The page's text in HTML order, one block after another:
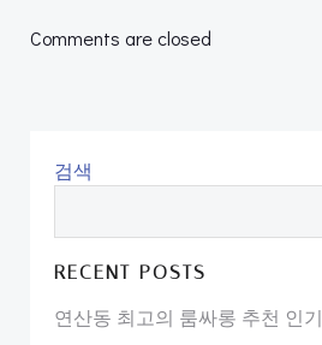
navigation
Comments are closed
검색
RECENT POSTS
연산동 최고의 룸싸롱 추천 인